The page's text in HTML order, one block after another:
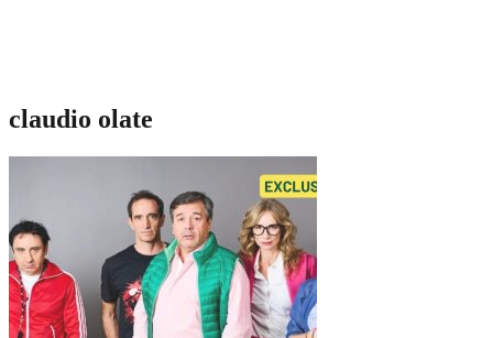
claudio olate